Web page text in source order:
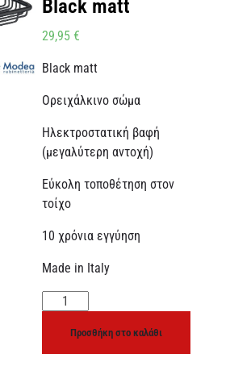
Black matt
29,95 €
Black matt
Ορειχάλκινο σώμα
Ηλεκτροστατική βαφή
(μεγαλύτερη αντοχή)
Εύκολη τοποθέτηση στον
τοίχο
10 χρόνια εγγύηση
Made in Italy
Προσθήκη στο καλάθι